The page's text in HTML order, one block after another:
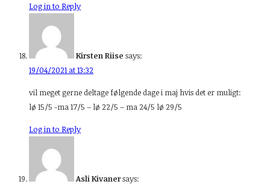
Log in to Reply
Kirsten Riise says:
19/04/2021 at 13:32
vil meget gerne deltage følgende dage i maj hvis det er muligt:
lø 15/5 -ma 17/5 – lø 22/5 – ma 24/5 lø 29/5
Log in to Reply
Asli Kivanersays: